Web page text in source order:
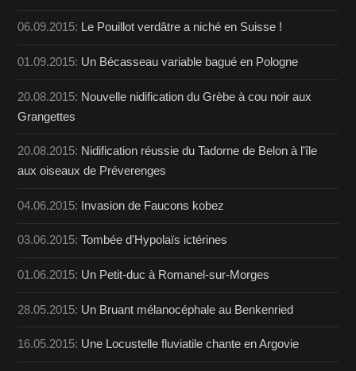
06.09.2015: Le Pouillot verdâtre a niché en Suisse !
01.09.2015: Un Bécasseau variable bagué en Pologne
20.08.2015: Nouvelle nidification du Grèbe à cou noir aux
Grangettes
20.08.2015: Nidification réussie du Tadorne de Belon à l'île
aux oiseaux de Préverenges
04.06.2015: Invasion de Faucons kobez
03.06.2015:Tombée d'Hypolaïs ictérines
01.06.2015: Un Petit-duc à Romanel-sur-Morges
28.05.2015: Un Bruant mélanocéphale au Benkenried
16.05.2015: Une Locustelle fluviatile chante en Argovie